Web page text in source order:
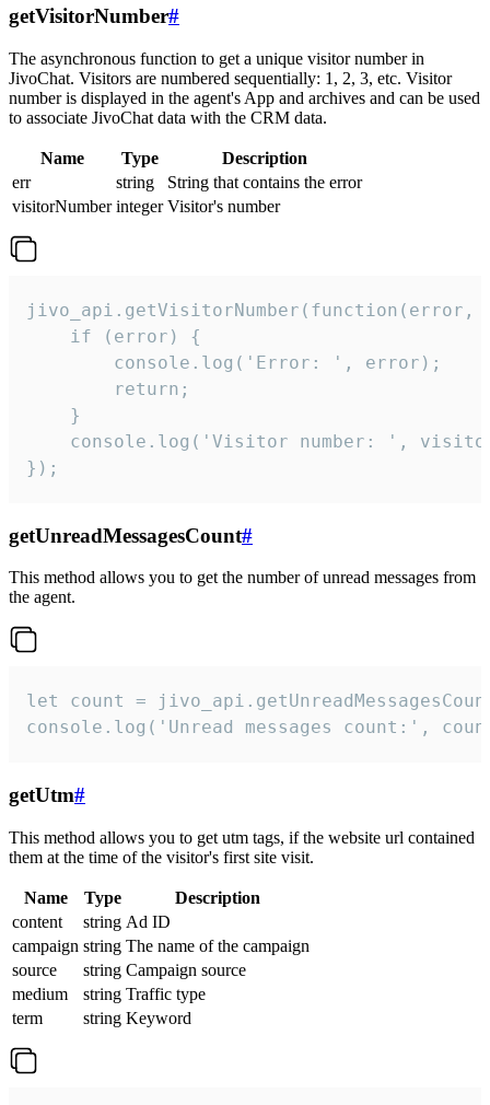
getVisitorNumber#
The asynchronous function to get a unique visitor number in
JivoChat. Visitors are numbered sequentially: 1, 2, 3, etc. Visitor
number is displayed in the agent's App and archives and can be used
to associate JivoChat data with the CRM data.
Name Type
Description
err
string
String that contains the error
visitorNumber integer Visitor's number
jivo_api.getVisitorNumber(function(error,
    if (error) {
        console.log('Error: ', error);
        return;
    }
console.log('Visitor number: ',
});
getUnreadMessagesCount#
This method allows you to get the number of unread messages from
the agent.
let count =
console.log('Unread messages count:',
getUtm#
This method allows you to get utm tags, if the website url contained
them at the time of the visitor's first site visit.
Name Type
Description
content
string Ad ID
campaign string The name of the campaign
source
string Campaign source
medium
string Traffic type
term
string Keyword